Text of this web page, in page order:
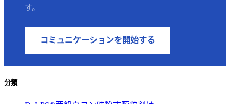
す。
コミュニケーションを開始する
分類